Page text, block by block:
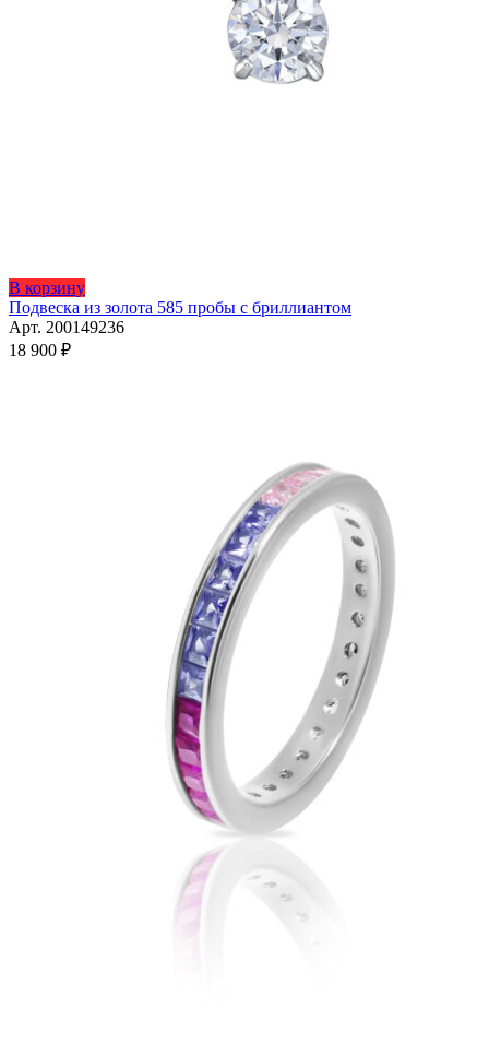
В корзинуЭтот
товар
имеет
Подвеска из золота 585 пробы с бриллиантом
Арт. 200149236
18 900 ₽